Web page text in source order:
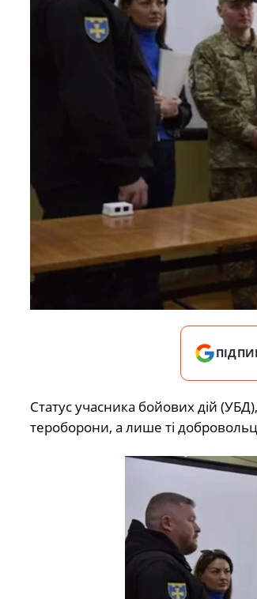
Статус учасника бойових дій
тероборони, а лише ті